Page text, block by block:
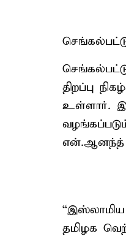
திறப்பு
உள்ளார்.
என்.ஆனந்த்
“இஸ்லாமிய
தமிழக